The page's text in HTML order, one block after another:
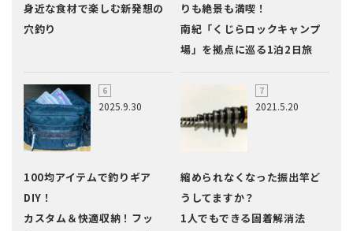
身近な食材で楽しむ新発想の
穴釣り
りも絶景も満喫！
南紀「くじらロックキャンプ
場」を拠点に巡る1泊2日旅
2025.9.30
100均アイテムで釣りギア
DIY！
カスタム＆快適収納！フッ
2021.5.20
縮められなくなった振出竿ど
うしてますか？
1人でもできる固着解消法